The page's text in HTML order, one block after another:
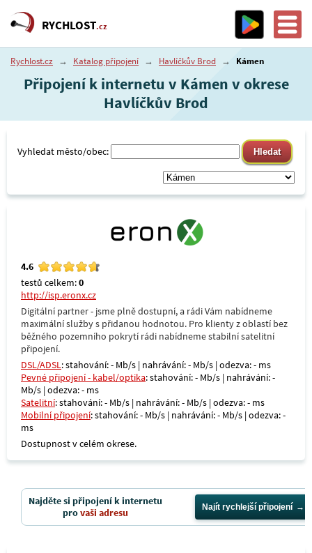
RYCHLOST.cz
Rychlost.cz → Katalog připojení → Havlíčkův Brod → Kámen
Připojení k internetu v Kámen v okrese
Havlíčkův Brod
Vyhledat město/obec:
4.6
testů celkem:0
http://isp.eronx.cz
Digitální partner - jsme plně dostupní, a rádi Vám nabídneme
maximální služby s přidanou hodnotou. Pro klienty z oblastí bez
běžného pozemního pokrytí rádi nabídneme stabilní satelitní
připojení.
DSL/ADSL: stahování: - Mb/s | nahrávání: - Mb/s | odezva: - ms
Pevné připojení - kabel/optika: stahování: - Mb/s | nahrávání: -
Mb/s | odezva: - ms
Satelitní: stahování: - Mb/s | nahrávání: - Mb/s | odezva: - ms
Mobilní připojení: stahování: - Mb/s | nahrávání: - Mb/s | odezva: -
ms
Dostupnost v celém okrese.
Najděte si připojení k internetu
provaši adresu Najít rychlejší připojení